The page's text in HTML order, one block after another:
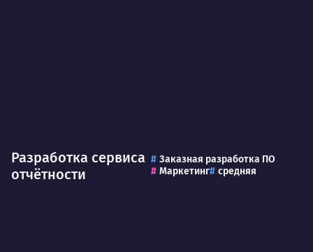
Разработка сервиса
отчётности
Заказная разработка ПО
Маркетинг
средняя